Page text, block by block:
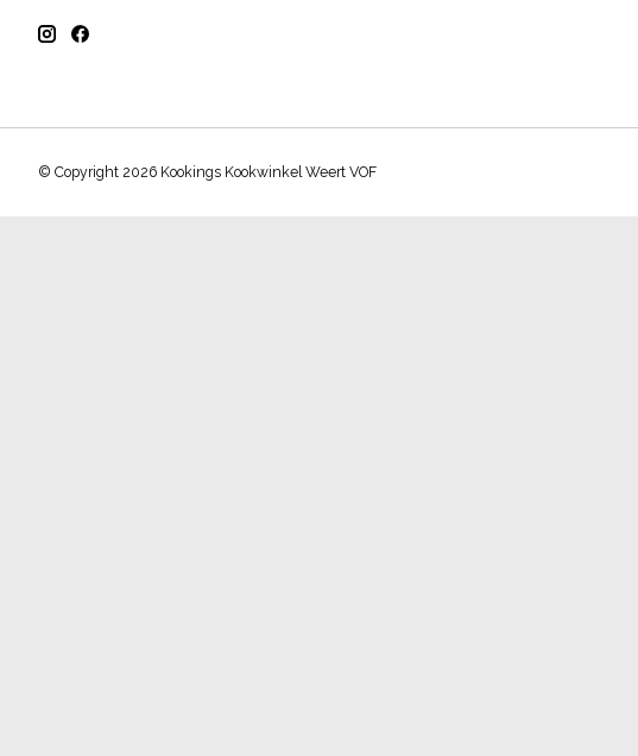
© Copyright 2026 Kookings Kookwinkel Weert VOF